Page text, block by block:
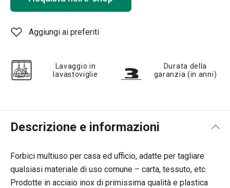
Aggiungi ai preferiti
Lavaggio in
lavastoviglie
Durata della
garanzia (in anni)
Descrizione e informazioni
Forbici multiuso per casa ed ufficio, adatte per tagliare
qualsiasi materiale di uso comune – carta, tessuto, etc.
Prodotte in acciaio inox di primissima qualità e plastica